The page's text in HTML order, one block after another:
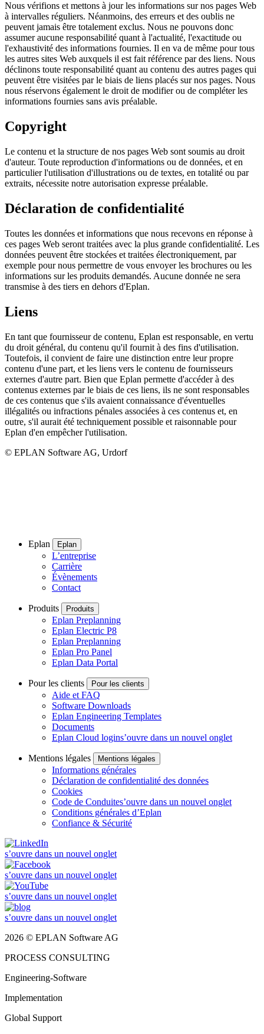
Nous vérifions et mettons à jour les informations sur nos pages Web
à intervalles réguliers. Néanmoins, des erreurs et des oublis ne
peuvent jamais être totalement exclus. Nous ne pouvons donc
assumer aucune responsabilité quant à l'actualité, l'exactitude ou
l'exhaustivité des informations fournies. Il en va de même pour tous
les autres sites Web auxquels il est fait référence par des liens. Nous
déclinons toute responsabilité quant au contenu des autres pages qui
peuvent être visitées par le biais de liens placés sur nos pages. Nous
nous réservons également le droit de modifier ou de compléter les
informations fournies sans avis préalable.
Copyright
Le contenu et la structure de nos pages Web sont soumis au droit
d'auteur. Toute reproduction d'informations ou de données, et en
particulier l'utilisation d'illustrations ou de textes, en totalité ou par
extraits, nécessite notre autorisation expresse préalable.
Déclaration de confidentialité
Toutes les données et informations que nous recevons en réponse à
ces pages Web seront traitées avec la plus grande confidentialité. Les
données peuvent être stockées et traitées électroniquement, par
exemple pour nous permettre de vous envoyer les brochures ou les
informations sur les produits demandés. Aucune donnée ne sera
transmise à des tiers en dehors d'Eplan.
Liens
En tant que fournisseur de contenu, Eplan est responsable, en vertu
du droit général, du contenu qu'il fournit à des fins d'utilisation.
Toutefois, il convient de faire une distinction entre leur propre
contenu d'une part, et les liens vers le contenu de fournisseurs
externes d'autre part. Bien que Eplan permette d'accéder à des
contenus externes par le biais de ces liens, ils ne sont responsables
de ces contenus que s'ils avaient connaissance d'éventuelles
illégalités ou infractions pénales associées à ces contenus et, en
outre, s'il aurait été techniquement possible et raisonnable pour
Eplan d'en empêcher l'utilisation.
© EPLAN Software AG, Urdorf
Eplan Eplan
L’entreprise
Carrière
Évènements
Contact
Produits Produits
Eplan Preplanning
Eplan Electric P8
Eplan Preplanning
Eplan Pro Panel
Eplan Data Portal
Pour les clients Pour les clients
Aide et FAQ
Software Downloads
Eplan Engineering Templates
Documents
Eplan Cloud logins’ouvre dans un nouvel onglet
Mentions légales Mentions légales
Informations générales
Déclaration de confidentialité des données
Cookies
Code de Conduites’ouvre dans un nouvel onglet
Conditions générales d’Eplan
Confiance & Sécurité
s’ouvre dans un nouvel onglet
s’ouvre dans un nouvel onglet
s’ouvre dans un nouvel onglet
s’ouvre dans un nouvel onglet
2026 © EPLAN Software AG
PROCESS CONSULTING
Engineering-Software
Implementation
Global Support